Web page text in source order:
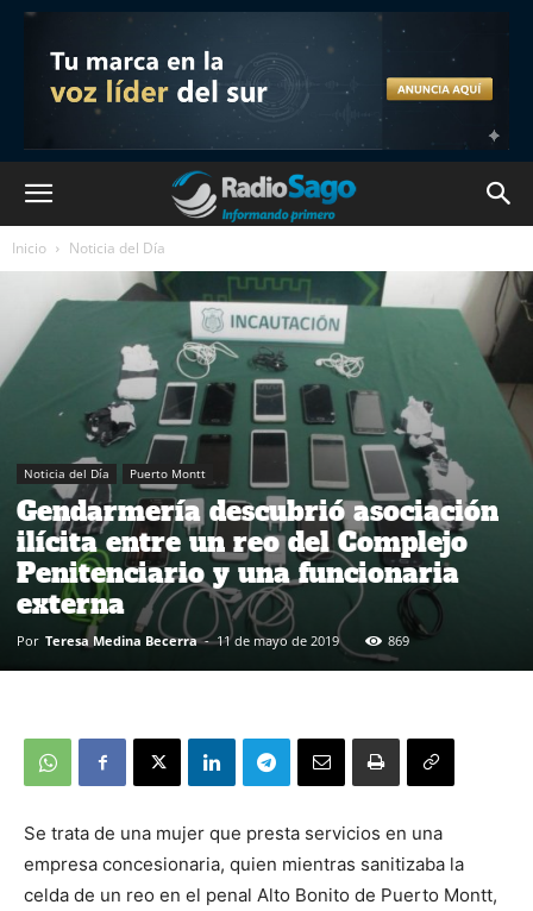
Inicio Noticia del Día
Noticia del Día Puerto Montt
Gendarmería descubrió asociación
ilícita entre un reo del Complejo
Penitenciario y una funcionaria
externa
Por Teresa Medina Becerra - 11 de mayo de 2019 869
Se trata de una mujer que presta servicios en una
empresa concesionaria, quien mientras sanitizaba la
celda de un reo en el penal Alto Bonito de Puerto Montt,